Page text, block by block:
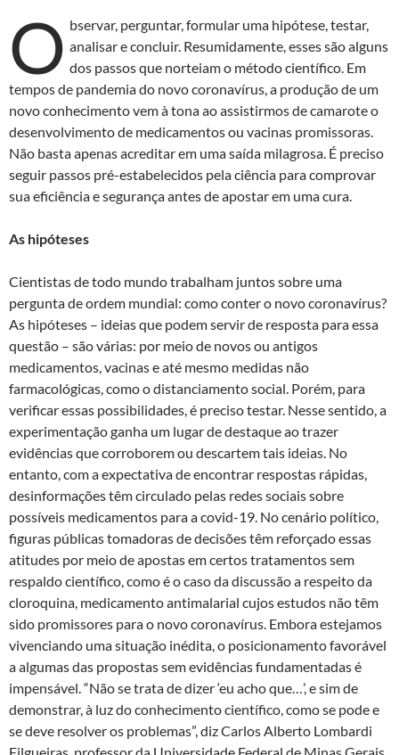
O bservar, perguntar, formular uma hipótese, testar,
analisar e concluir. Resumidamente, esses são alguns
dos passos que norteiam o método científico. Em
tempos de pandemia do novo coronavírus, a produção de um
novo conhecimento vem à tona ao assistirmos de camarote o
desenvolvimento de medicamentos ou vacinas promissoras.
Não basta apenas acreditar em uma saída milagrosa. É preciso
seguir passos pré-estabelecidos pela ciência para comprovar
sua eficiência e segurança antes de apostar em uma cura.
As hipóteses
Cientistas de todo mundo trabalham juntos sobre uma
pergunta de ordem mundial: como conter o novo coronavírus?
As hipóteses – ideias que podem servir de resposta para essa
questão – são várias: por meio de novos ou antigos
medicamentos, vacinas e até mesmo medidas não
farmacológicas, como o distanciamento social. Porém, para
verificar essas possibilidades, é preciso testar. Nesse sentido, a
experimentação ganha um lugar de destaque ao trazer
evidências que corroborem ou descartem tais ideias. No
entanto, com a expectativa de encontrar respostas rápidas,
desinformações têm circulado pelas redes sociais sobre
possíveis medicamentos para a covid-19. No cenário político,
figuras públicas tomadoras de decisões têm reforçado essas
atitudes por meio de apostas em certos tratamentos sem
respaldo científico, como é o caso da discussão a respeito da
cloroquina, medicamento antimalarial cujos estudos não têm
sido promissores para o novo coronavírus. Embora estejamos
vivenciando uma situação inédita, o posicionamento favorável
a algumas das propostas sem evidências fundamentadas é
impensável. “Não se trata de dizer ‘eu acho que…’, e sim de
demonstrar, à luz do conhecimento científico, como se pode e
se deve resolver os problemas”, diz Carlos Alberto Lombardi